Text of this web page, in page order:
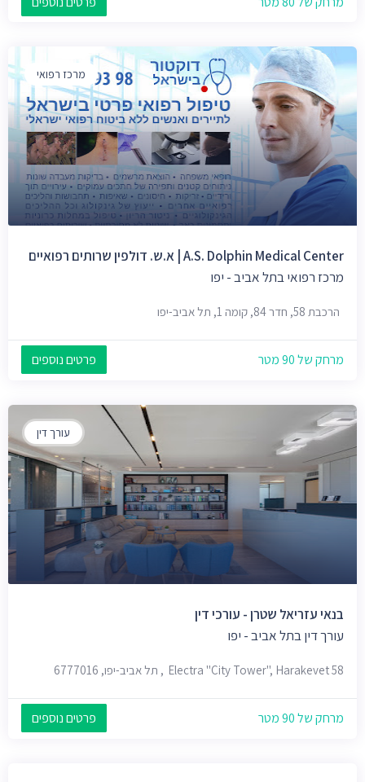
מרכז רפואי
A.S. Dolphin Medical Center | א.ש. דולפין שרותים רפואיים
מרכז רפואי בתל אביב - יפו
הרכבת 58, חדר 84, קומה 1, תל אביב-יפו
מרחק של 90 מטר פרטים נוספים
עורך דין
בנאי עזריאל שטרן - עורכי דין
עורך דין בתל אביב - יפו
Electra "City Tower", Harakevet 58, תל אביב-יפו, 6777016
מרחק של 90 מטר פרטים נוספים